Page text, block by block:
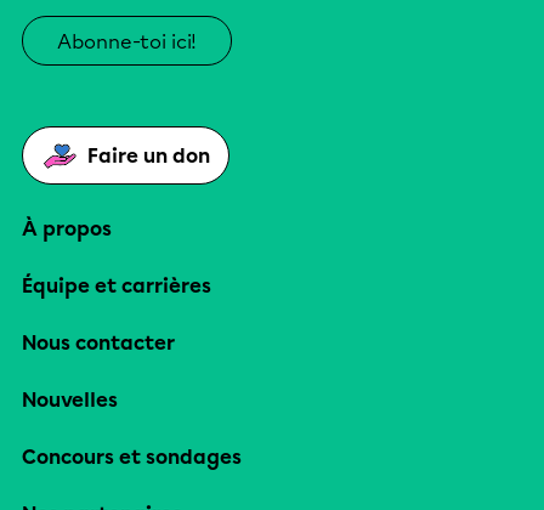
Abonne-toi ici!
Faire un don
À propos
Équipe et carrières
Nous contacter
Nouvelles
Concours et sondages